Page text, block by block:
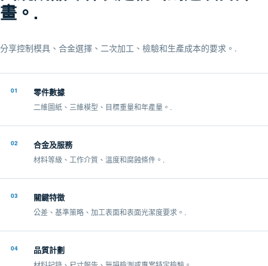
畫。.
分享控制模具、合金選擇、二次加工、檢驗和生產成本的要求。.
01 零件數據
二維圖紙、三維模型、目標重量和年產量。.
02 合金及服務
材料等級、工作介質、溫度和腐蝕條件。.
03 關鍵特徵
公差、基準策略、加工表面和表面光潔度要求。.
04 品質計劃